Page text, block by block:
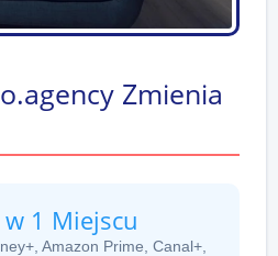
Zmienia
1 Miejscu
Amazon Prime, Canal+,